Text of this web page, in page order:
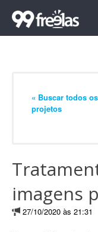
« Buscar todos os
projetos
imagens
27/10/2020 às 21:31